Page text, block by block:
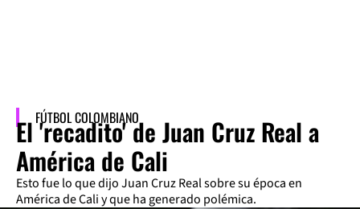
FÚTBOL COLOMBIANO
El 'recadito' de Juan Cruz Real a
América de Cali
Esto fue lo que dijo Juan Cruz Real sobre su época en
América de Cali y que ha generado polémica.